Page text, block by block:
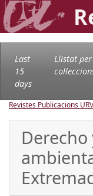
Last
15
days
Llistat per
Revistes Publicacions
Derecho